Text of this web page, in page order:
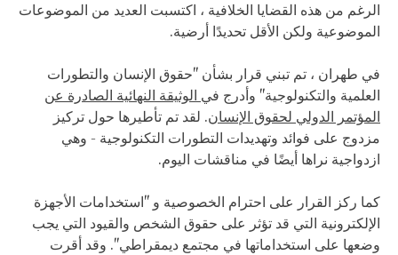
الرغم من هذه القضايا الخلافية ، اكتسبت العديد من الموضوعات
الموضوعية ولكن الأقل تحديدًا أرضية.
في طهران ، تم تبني قرار بشأن "حقوق الإنسان والتطورات
العلمية والتكنولوجية" وأدرج في الوثيقة النهائية الصادرة عن
المؤتمر الدولي لحقوق الإنسان. لقد تم تأطيرها حول تركيز
مزدوج على فوائد وتهديدات التطورات التكنولوجية - وهي
ازدواجية نراها أيضًا في مناقشات اليوم.
كما ركز القرار على احترام الخصوصية و "استخدامات الأجهزة
الإلكترونية التي قد تؤثر على حقوق الشخص والقيود التي يجب
وضعها على استخداماتها في مجتمع ديمقراطي". وقد أقرت